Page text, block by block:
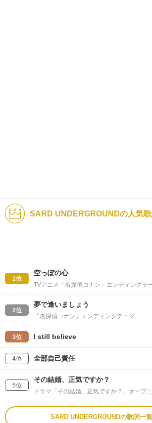
SARD UNDERGROUNDの人気
1位
空っぽの心
TVアニメ「名探偵コナン」エンディングテ
2位
夢で逢いましょう
「名探偵コナン」エンディングテーマ
3位 I still believe
4位 全部自己責任
5位
その結婚、正気ですか？
ドラマ「その結婚、正気ですか？」オープ
SARD UNDERGROUNDの歌詞一